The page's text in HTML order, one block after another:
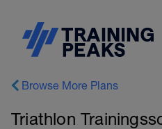
Browse More Plans
Triathlon